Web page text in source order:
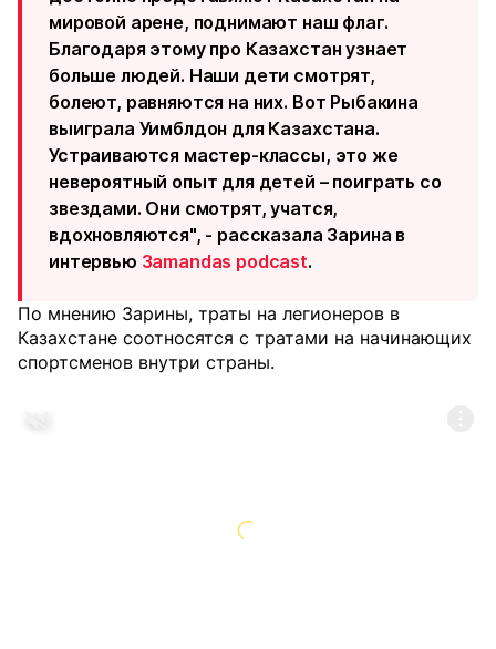
мировой арене, поднимают наш флаг.
Благодаря этому про Казахстан узнает
больше людей. Наши дети смотрят,
болеют, равняются на них. Вот Рыбакина
выиграла Уимблдон для Казахстана.
Устраиваются мастер-классы, это же
невероятный опыт для детей – поиграть со
звездами. Они смотрят, учатся,
вдохновляются", - рассказала Зарина в
интервью Зamandas podcast.
По мнению Зарины, траты на легионеров в
Казахстане соотносятся с тратами на начинающих
спортсменов внутри страны.